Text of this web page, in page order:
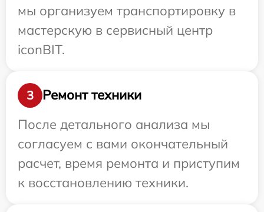
мы организуем транспортировку в
мастерскую в сервисный центр
iconBIT.
3
Ремонт техники
После детального анализа мы
согласуем с вами окончательный
расчет, время ремонта и приступим
к восстановлению техники.